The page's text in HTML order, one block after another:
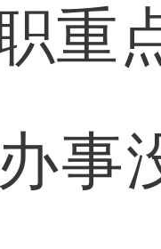
重
事